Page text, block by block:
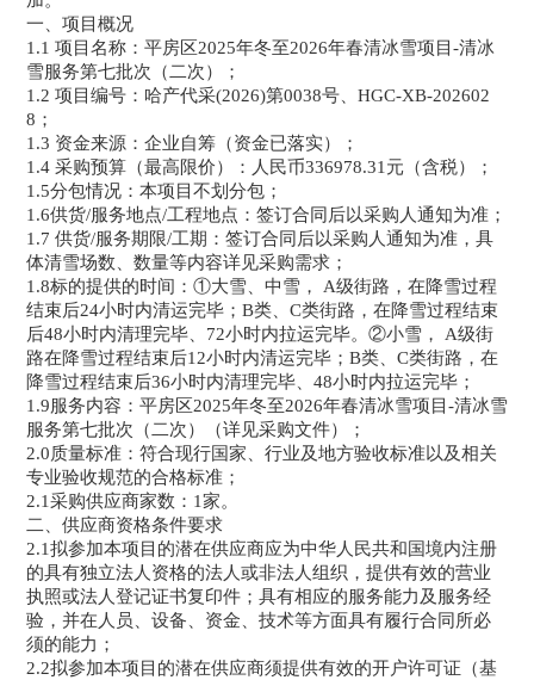
一、项目概况
1.1 项目名称：平房区2025年冬至2026年春清冰雪项目-清冰
雪服务第七批次（二次）；
1.2 项目编号：哈产代采(2026)第0038号、HGC-XB-202602
8；
1.3 资金来源：企业自筹（资金已落实）；
1.4 采购预算（最高限价）：人民币336978.31元（含税）；
1.5分包情况：本项目不划分包；
1.6供货/服务地点/工程地点：签订合同后以采购人通知为准；
1.7 供货/服务期限/工期：签订合同后以采购人通知为准，具
体清雪场数、数量等内容详见采购需求；
1.8标的提供的时间：①大雪、中雪， A级街路，在降雪过程
结束后24小时内清运完毕；B类、C类街路，在降雪过程结束
后48小时内清理完毕、72小时内拉运完毕。②小雪， A级街
路在降雪过程结束后12小时内清运完毕；B类、C类街路，在
降雪过程结束后36小时内清理完毕、48小时内拉运完毕；
1.9服务内容：平房区2025年冬至2026年春清冰雪项目-清冰雪
服务第七批次（二次）（详见采购文件）；
2.0质量标准：符合现行国家、行业及地方验收标准以及相关
专业验收规范的合格标准；
2.1采购供应商家数：1家。
二、供应商资格条件要求
2.1拟参加本项目的潜在供应商应为中华人民共和国境内注册
的具有独立法人资格的法人或非法人组织，提供有效的营业
执照或法人登记证书复印件；具有相应的服务能力及服务经
验，并在人员、设备、资金、技术等方面具有履行合同所必
须的能力；
2.2拟参加本项目的潜在供应商须提供有效的开户许可证（基